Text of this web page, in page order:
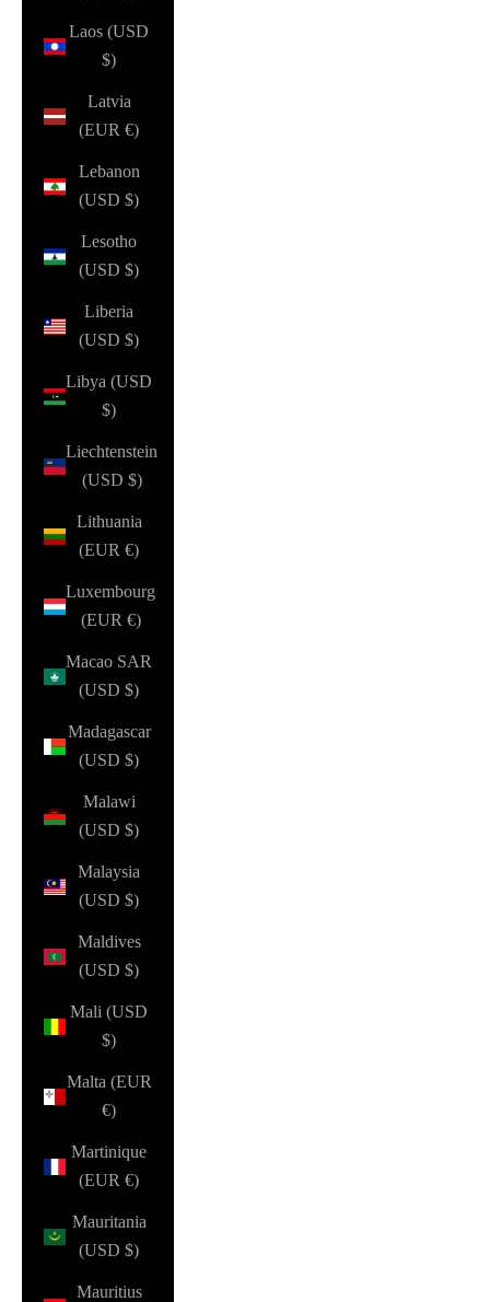
Laos (USD
$)
Latvia
(EUR €)
Lebanon
(USD $)
Lesotho
(USD $)
Liberia
(USD $)
Libya (USD
$)
Liechtenstein
(USD $)
Lithuania
(EUR €)
Luxembourg
(EUR €)
Macao SAR
(USD $)
Madagascar
(USD $)
Malawi
(USD $)
Malaysia
(USD $)
Maldives
(USD $)
Mali (USD
$)
Malta (EUR
€)
Martinique
(EUR €)
Mauritania
(USD $)
Mauritius